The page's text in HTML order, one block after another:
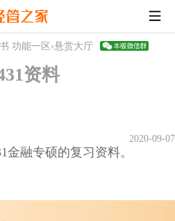
功能一区 ›悬赏大厅
资料
2020-09-07
融专硕的复习资料。